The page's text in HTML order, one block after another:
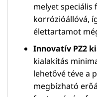
melyet speciális
korrózióállóvá,
élettartamot
Innovatív PZ2
kialakítás
lehetővé téve a
megbízható